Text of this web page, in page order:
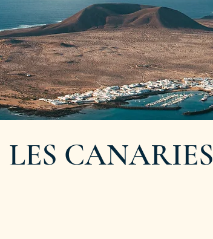
LES CANARIES